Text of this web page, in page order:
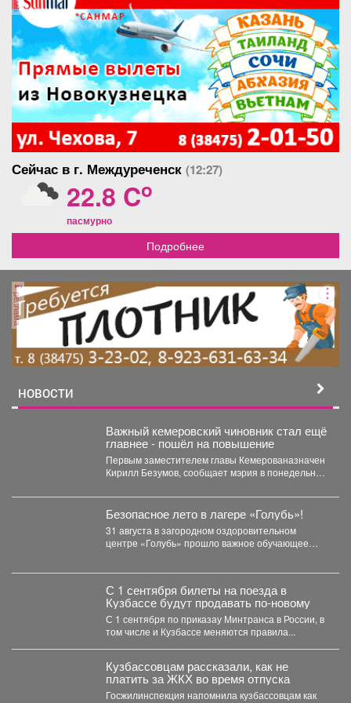
Сейчас в г. Междуреченск (12:27)
22.8 Co
пасмурно
Подробнее
реклама
НОВОСТИ
Важный кемеровский чиновник стал ещё
главнее - пошёл на повышение
Первым заместителем главы Кемерованазначен
Кирилл Безумов, сообщает мэрия в понедельник.
Безопасное лето в лагере «Голубь»!
31 августа в загородном оздоровительном
центре «Голубь» прошло важное обучающее
С 1 сентября билеты на поезда в
Кузбассе будут продавать по-новому
С 1 сентября по приказау Минтранса в России, в
том числе и Кузбассе меняются правила...
Кузбассовцам рассказали, как не
платить за ЖКХ во время отпуска
Госжилинспекция напомнила кузбассовцам как